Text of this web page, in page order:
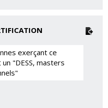
exerçant ce
"DESS, masters